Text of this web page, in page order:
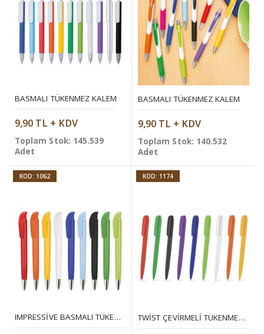
BASMALI TÜKENMEZ KALEM
9,90 TL + KDV
Toplam Stok: 145.539
Adet
BASMALI TÜKENMEZ KALEM
9,90 TL + KDV
Toplam Stok: 140.532
Adet
KOD: 1062
IMPRESSIVE BASMALI TÜKENMEZ KALEM
KOD: 1174
TWIST ÇEVIRMELI TÜKENMEZ KALEM